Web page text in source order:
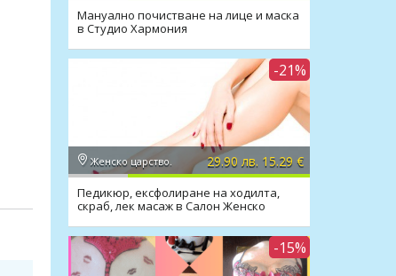
Мануално почистване на лице и маска
в Студио Хармония
-21%
Женско царство. 29.90 лв. 15.29 €
Педикюр, ексфолиране на ходилта,
скраб, лек масаж в Салон Женско
-15%